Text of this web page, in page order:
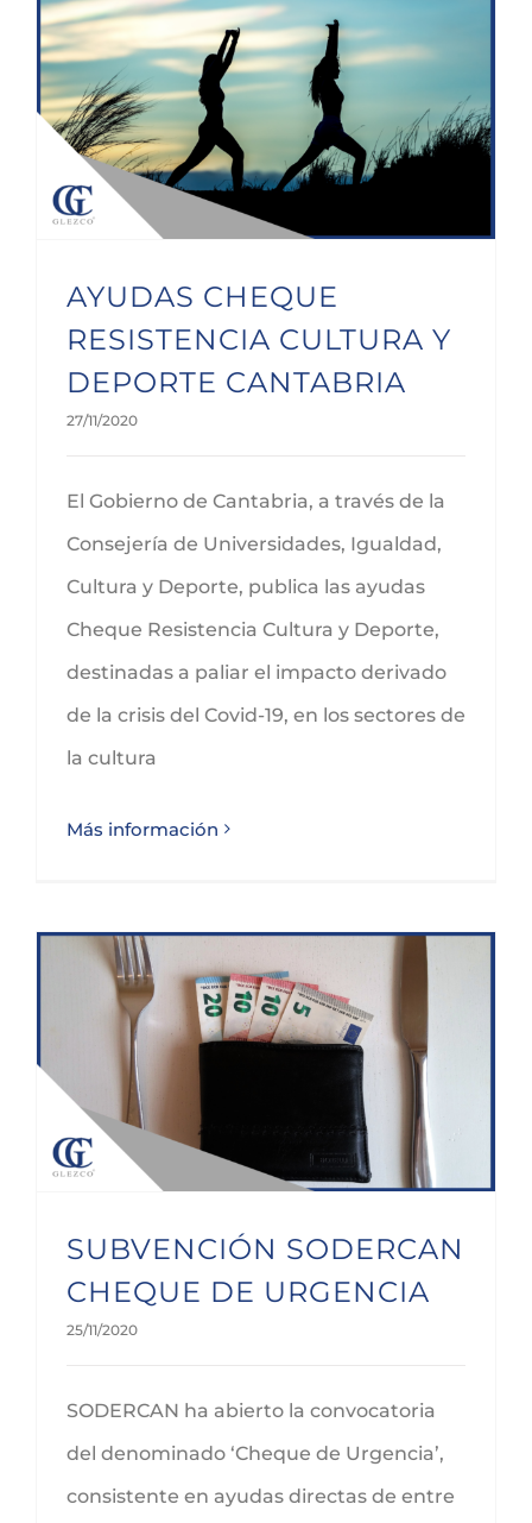
AYUDAS CHEQUE
RESISTENCIA CULTURA Y
DEPORTE CANTABRIA
27/11/2020
El Gobierno de Cantabria, a través de la
Consejería de Universidades, Igualdad,
Cultura y Deporte, publica las ayudas
Cheque Resistencia Cultura y Deporte,
destinadas a paliar el impacto derivado
de la crisis del Covid-19, en los sectores de
la cultura
Más información
SUBVENCIÓN SODERCAN
CHEQUE DE URGENCIA
25/11/2020
SODERCAN ha abierto la convocatoria
del denominado ‘Cheque de Urgencia’,
consistente en ayudas directas de entre